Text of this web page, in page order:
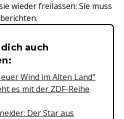
wieder freilassen: Sie muss
&
auch
Wind im Alten Land"
es mit der ZDF-Reihe
Der Star aus